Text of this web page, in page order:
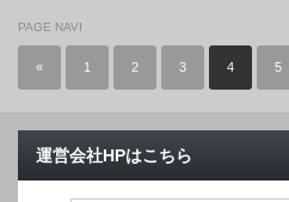
PAGE NAVI
« 1 2 3 4 5
運営会社HPはこちら